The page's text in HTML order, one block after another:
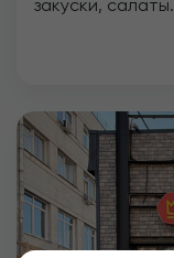
закуски, салаты.